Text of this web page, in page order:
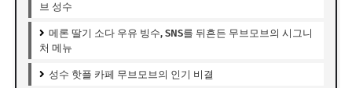
브 성수
메론 딸기 소다 우유 빙수, SNS를 뒤흔든 무브모브의 시그니
처 메뉴
성수 핫플 카페 무브모브의 인기 비결